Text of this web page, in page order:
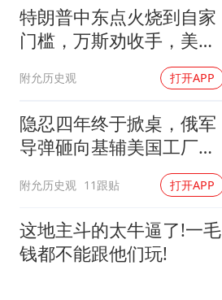
特朗普中东点火烧到自家
门槛，万斯劝收手，美国
附允历史观 打开APP
隐忍四年终于掀桌，俄军
导弹砸向基辅美国工厂，
附允历史观 11跟贴 打开APP
这地主斗的太牛逼了!一毛
钱都不能跟他们玩!